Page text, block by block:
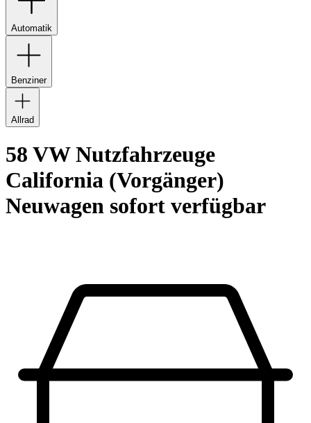
Automatik
Benziner
Allrad
58 VW Nutzfahrzeuge
California (Vorgänger)
Neuwagen sofort verfügbar